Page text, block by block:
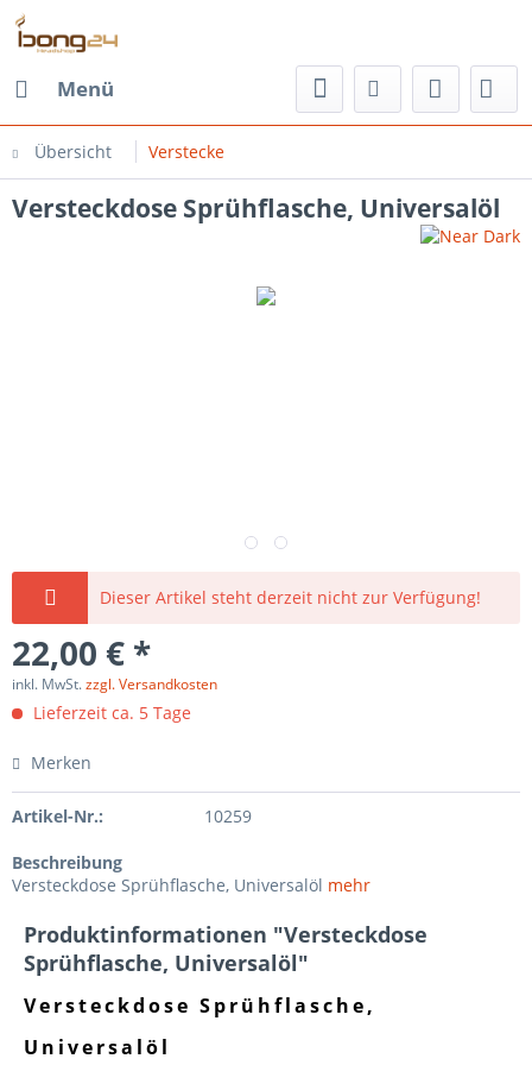
Menü
Übersicht Verstecke
Versteckdose Sprühflasche, Universalöl
Dieser Artikel steht derzeit nicht zur Verfügung!
22,00 € *
inkl. MwSt.zzgl. Versandkosten
Lieferzeit ca. 5 Tage
Merken
Artikel-Nr.: 10259
Beschreibung
Versteckdose Sprühflasche, Universalöl mehr
Produktinformationen "Versteckdose
Sprühflasche, Universalöl"
Versteckdose Sprühflasche,
Universalöl